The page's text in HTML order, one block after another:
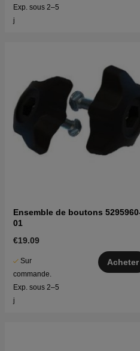
Exp. sous 2–5
j
Ensemble de boutons
01
€19.09
Sur
commande.
Exp. sous 2–5
j
Acheter